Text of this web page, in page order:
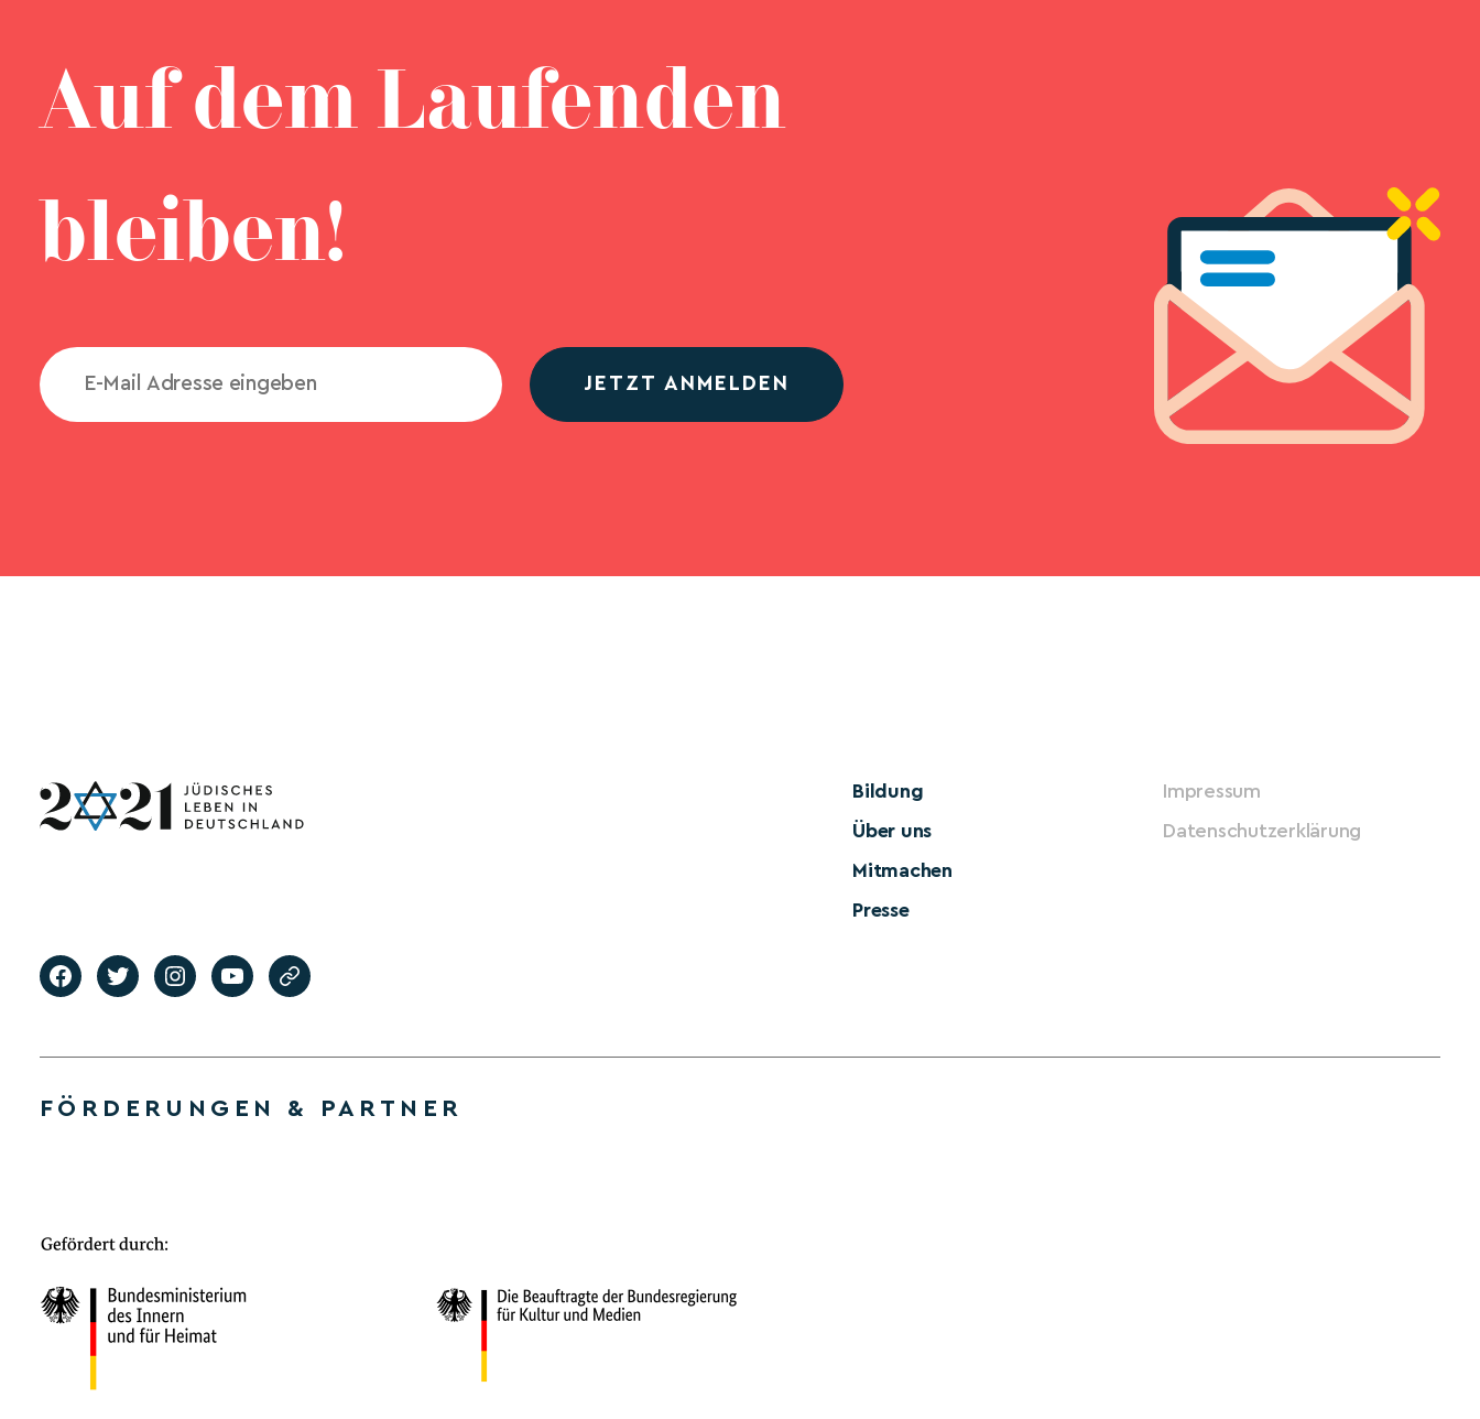
Auf dem Laufenden
bleiben!
JETZT ANMELDEN
Bildung
Über uns
Mitmachen
Presse
Impressum
Datenschutzerklärung
FÖRDERUNGEN & PARTNER